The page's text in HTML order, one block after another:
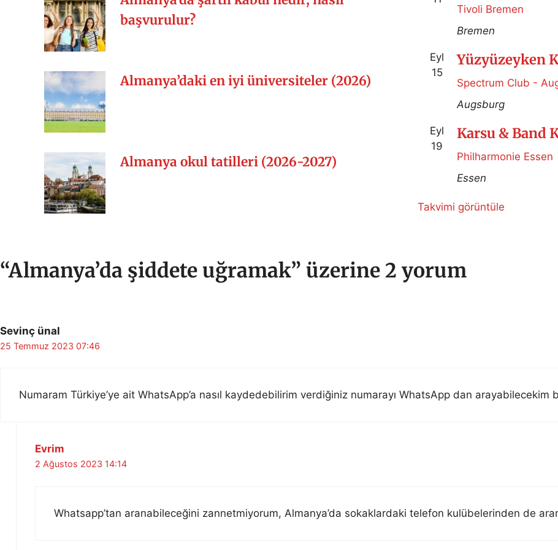
başvurulur?
Almanya’daki en iyi üniversiteler (2026)
Almanya okul tatilleri (2026-2027)
Tivoli Bremen
Bremen
Eyl
15
Yüzyüzeyken
Spectrum Club -
Augsburg
Eyl
19
Karsu & Band
Philharmonie Essen
Essen
Takvimi görüntüle
“Almanya’da şiddete uğramak” üzerine 2 yorum
Sevinç ünal
25 Temmuz 2023 07:46
Numaram Türkiye’ye ait WhatsApp’a nasıl kaydedebilirim verdiğiniz numarayı WhatsApp dan
Evrim
2 Ağustos 2023 14:14
Whatsapp’tan aranabileceğini zannetmiyorum, Almanya’da sokaklardaki telefon kulübelerinden de